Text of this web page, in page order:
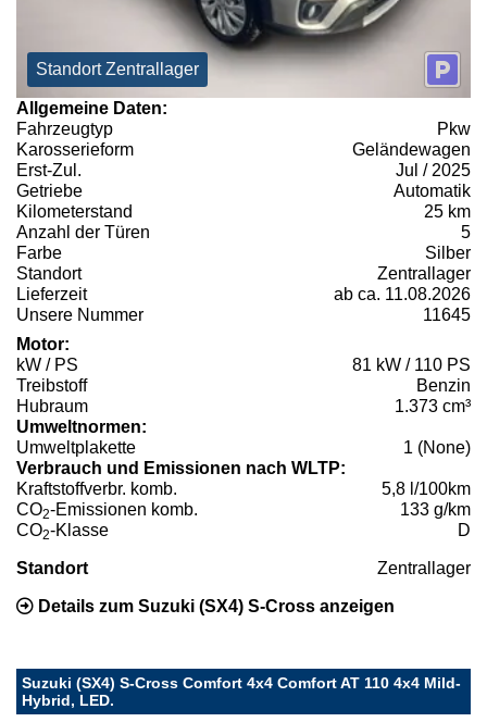
Standort Zentrallager
Allgemeine Daten:
Fahrzeugtyp
Pkw
Karosserieform
Geländewagen
Erst-Zul.
Jul / 2025
Getriebe
Automatik
Kilometerstand
25 km
Anzahl der Türen
5
Farbe
Silber
Standort
Zentrallager
Lieferzeit
ab ca. 11.08.2026
Unsere Nummer
11645
Motor:
kW / PS
81 kW / 110 PS
Treibstoff
Benzin
Hubraum
1.373 cm³
Umweltnormen:
Umweltplakette
1 (None)
Verbrauch und Emissionen nach WLTP:
Kraftstoffverbr. komb.
5,8 l/100km
CO2-Emissionen komb.
133 g/km
CO2-Klasse D
Standort Zentrallager
Details zum Suzuki (SX4) S-Cross anzeigen
Suzuki (SX4) S-Cross Comfort 4x4 Comfort AT 110 4x4 Mild-
Hybrid, LED.